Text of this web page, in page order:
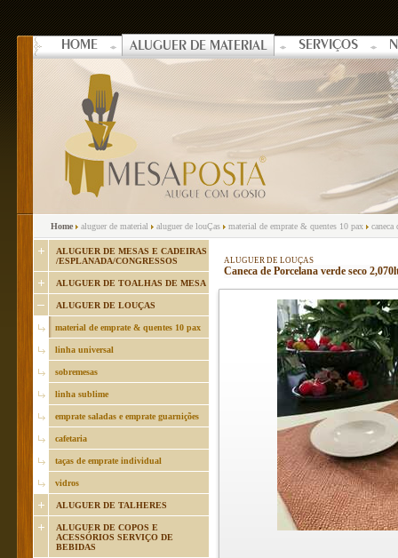
HOME ALUGUER DE MATERIAL SERVIÇOS
Home aluguer de material aluguer de louÇas material de emprate & quentes 10 pax caneca
ALUGUER DE MESAS E CADEIRAS
/ESPLANADA/CONGRESSOS
ALUGUER DE TOALHAS DE MESA
ALUGUER DE LOUÇAS
material de emprate & quentes 10 pax
linha universal
sobremesas
linha sublime
emprate saladas e emprate guarnições
cafetaria
taças de emprate individual
vidros
ALUGUER DE TALHERES
ALUGUER DE COPOS E
ACESSÓRIOS SERVIÇO DE
BEBIDAS
ALUGUER DE LOUÇAS
Caneca de Porcelana verde seco